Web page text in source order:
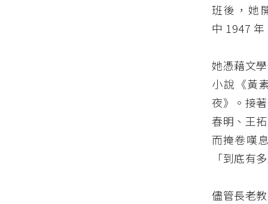
班後，她
中 1947 年
她憑藉文
小說《黃
夜》。接
春明、王
而掩卷嘆
「到底有
儘管長老